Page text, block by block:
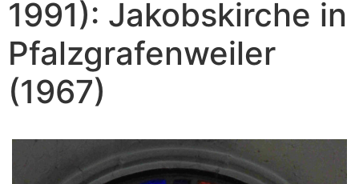
1991): Jakobskirche in
Pfalzgrafenweiler
(1967)